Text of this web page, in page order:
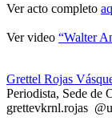
Ver acto completo
Ver video “Walter
Grettel Rojas
Periodista, Sede de
grettevkrnl.rojas